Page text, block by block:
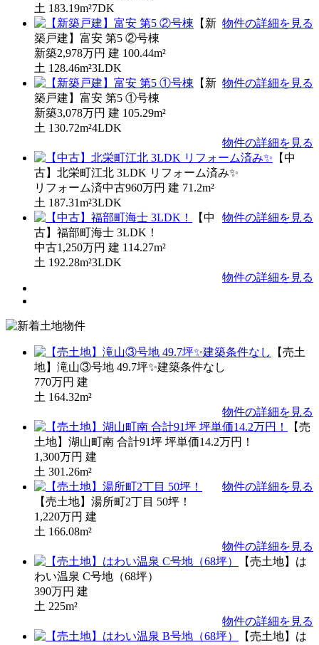
土 183.19m²7DK
物件の詳細を見る
【新
築戸建】富安 第5 ②号棟
新築2,978万円 建 100.44m²
土 128.46m²3LDK
物件の詳細を見る
【新
築戸建】富安 第5 ①号棟
新築3,078万円 建 105.29m²
土 130.72m²4LDK
物件の詳細を見る
【中
古】北栄町江北 3LDK リフォーム済み✨
リフォーム済中古960万円 建 71.2m²
土 187.31m²3LDK
物件の詳細を見る
【中
古】福部町海士 3LDK！
中古1,250万円 建 114.27m²
土 192.28m²3LDK
物件の詳細を見る
【売土
地】滝山③号地 49.7坪✨建築条件なし
770万円 建
土 164.32m²
物件の詳細を見る
【売
土地】湖山町南 合計91坪 坪単価14.2万円！
1,300万円 建
土 301.26m²
物件の詳細を見る
【売土地】湯所町2丁目 50坪！
1,220万円 建
土 166.08m²
物件の詳細を見る
【売土地】は
わい温泉 C号地（68坪）
390万円 建
土 225m²
物件の詳細を見る
【売土地】は